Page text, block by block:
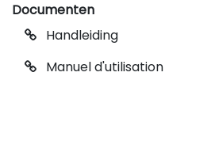
Documenten
Handleiding
Manuel d'utilisation